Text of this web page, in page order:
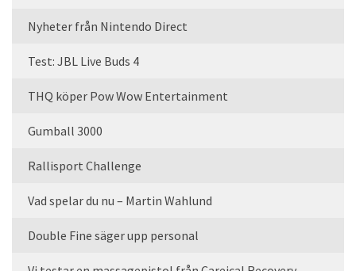
Nyheter från Nintendo Direct
Test: JBL Live Buds 4
THQ köper Pow Wow Entertainment
Gumball 3000
Rallisport Challenge
Vad spelar du nu – Martin Wahlund
Double Fine säger upp personal